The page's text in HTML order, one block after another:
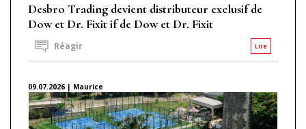
Desbro Trading devient distributeur exclusif de
Dow et Dr. Fixit if de Dow et Dr. Fixit
Lire
Réagir
09.07.2026 | Maurice